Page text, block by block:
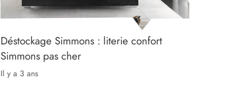
Déstockage Simmons : literie confort
Simmons pas cher
il y a 3 ans